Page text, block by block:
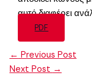
αυτό διαφέρει
PDF
← Previous Post
Next Post →